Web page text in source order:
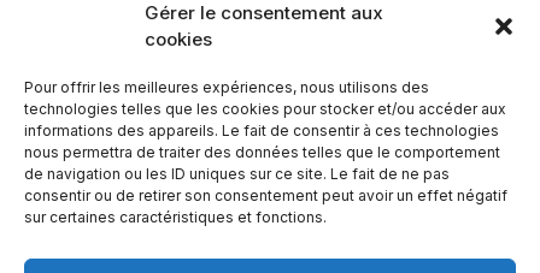
Gérer le consentement aux
cookies
Pour offrir les meilleures expériences, nous utilisons des
technologies telles que les cookies pour stocker et/ou accéder aux
informations des appareils. Le fait de consentir à ces technologies
nous permettra de traiter des données telles que le comportement
de navigation ou les ID uniques sur ce site. Le fait de ne pas
consentir ou de retirer son consentement peut avoir un effet négatif
sur certaines caractéristiques et fonctions.
Faire un don